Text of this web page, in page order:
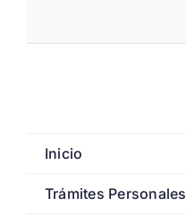
Inicio
Trámites Personales